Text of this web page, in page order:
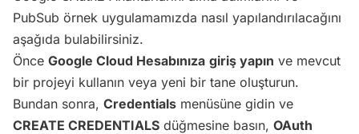
PubSub örnek uygulamamızda nasıl yapılandırılacağını
aşağıda bulabilirsiniz.
Önce Google Cloud Hesabınıza giriş yapın ve mevcut
bir projeyi kullanın veya yeni bir tane oluşturun.
Bundan sonra, Credentials menüsüne gidin ve
CREATE CREDENTIALS düğmesine basın, OAuth